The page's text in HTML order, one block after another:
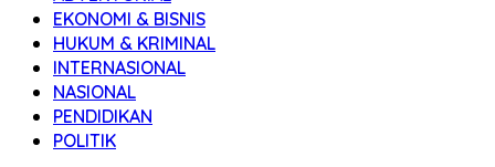
EKONOMI & BISNIS
HUKUM & KRIMINAL
INTERNASIONAL
NASIONAL
PENDIDIKAN
POLITIK